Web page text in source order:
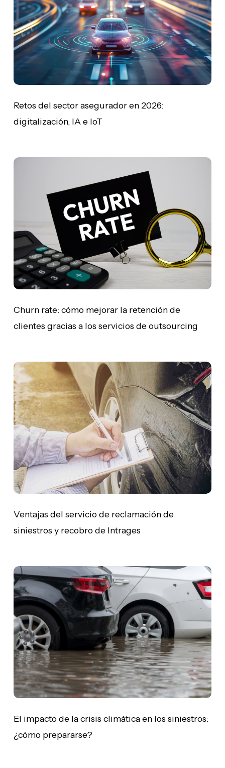
en
2026:
digitalización,
IA
e
IoT
Retos del sector asegurador en 2026:
digitalización, IA e IoT
Churn
de
clientes
gracias
a
los
de
Churn rate: cómo mejorar la retención de
clientes gracias a los servicios de outsourcing
Ventajas
del
servicio
de
reclamación
de
siniestros
y
recobro
de
Intrages
Ventajas del servicio de reclamación de
siniestros y recobro de Intrages
El
impacto
de
la
crisis
climática
en
los
siniestros:
¿cómo
prepararse?
El impacto de la crisis climática en los siniestros:
¿cómo prepararse?